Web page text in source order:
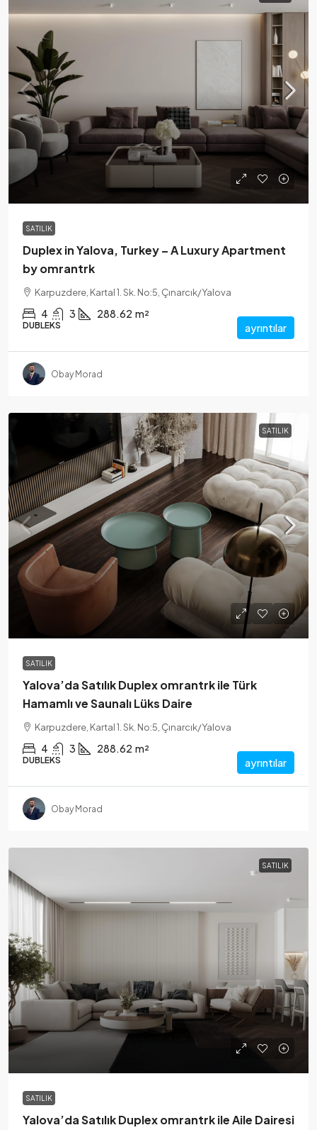
SATILIK
Duplex in Yalova, Turkey – A Luxury Apartment
by omrantrk
Karpuzdere, Kartal 1. Sk. No:5, Çınarcık/Yalova
4 3 288.62 m²
DUBLEKS ayrıntılar
Obay Morad
SATILIK
SATILIK
Yalova’da Satılık Duplex omrantrk ile Türk
Hamamlı ve Saunalı Lüks Daire
Karpuzdere, Kartal 1. Sk. No:5, Çınarcık/Yalova
4 3 288.62 m²
DUBLEKS ayrıntılar
Obay Morad
SATILIK
SATILIK
Yalova’da Satılık Duplex omrantrk ile Aile Dairesi